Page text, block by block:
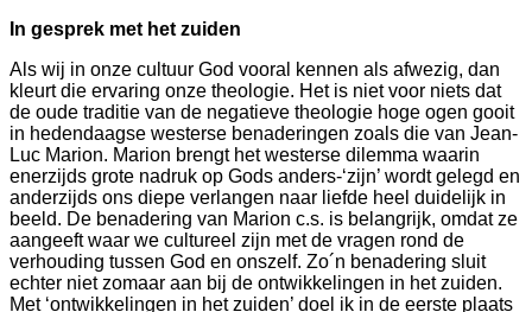
In gesprek met het zuiden
Als wij in onze cultuur God vooral kennen als afwezig, dan
kleurt die ervaring onze theologie. Het is niet voor niets dat
de oude traditie van de negatieve theologie hoge ogen gooit
in hedendaagse westerse benaderingen zoals die van Jean-
Luc Marion. Marion brengt het westerse dilemma waarin
enerzijds grote nadruk op Gods anders-‘zijn’ wordt gelegd en
anderzijds ons diepe verlangen naar liefde heel duidelijk in
beeld. De benadering van Marion c.s. is belangrijk, omdat ze
aangeeft waar we cultureel zijn met de vragen rond de
verhouding tussen God en onszelf. Zo´n benadering sluit
echter niet zomaar aan bij de ontwikkelingen in het zuiden.
Met ‘ontwikkelingen in het zuiden’ doel ik in de eerste plaats